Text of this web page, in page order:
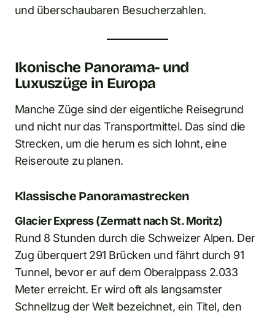
und überschaubaren Besucherzahlen.
Ikonische Panorama- und
Luxuszüge in Europa
Manche Züge sind der eigentliche Reisegrund
und nicht nur das Transportmittel. Das sind die
Strecken, um die herum es sich lohnt, eine
Reiseroute zu planen.
Klassische Panoramastrecken
Glacier Express (Zermatt nach St. Moritz)
Rund 8 Stunden durch die Schweizer Alpen. Der
Zug überquert 291 Brücken und fährt durch 91
Tunnel, bevor er auf dem Oberalppass 2.033
Meter erreicht. Er wird oft als langsamster
Schnellzug der Welt bezeichnet, ein Titel, den